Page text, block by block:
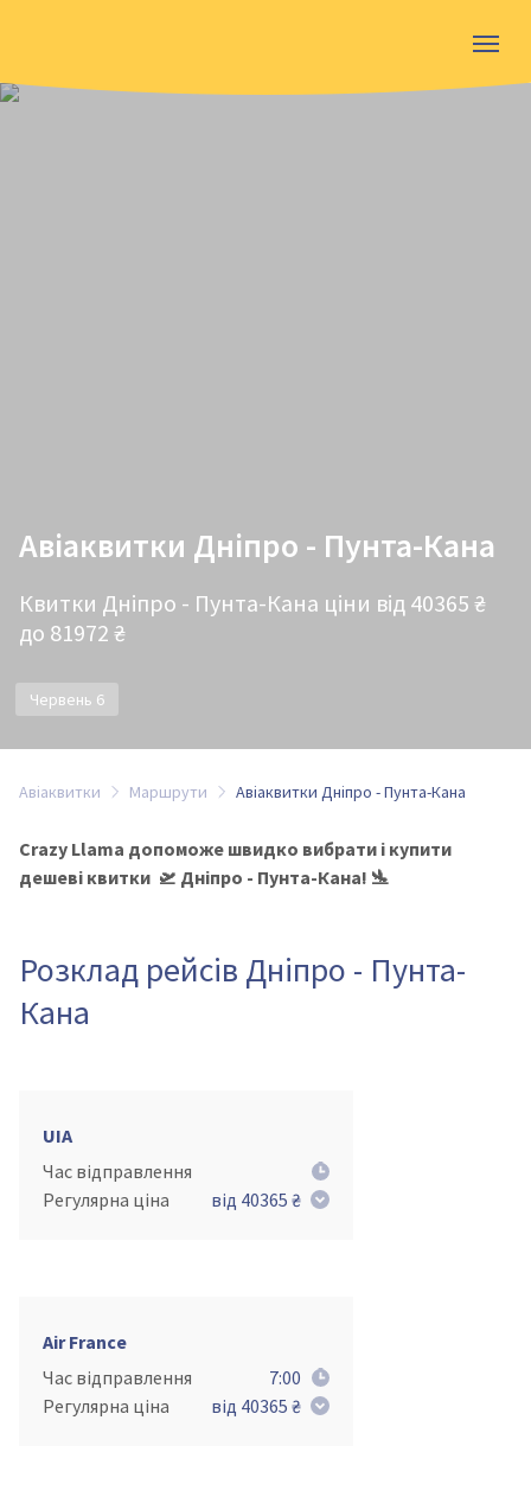
Авіаквитки Дніпро - Пунта-Кана
Квитки Дніпро - Пунта-Кана ціни від 40365 ₴
до 81972 ₴
Червень 6
Авіаквитки Маршрути Авіаквитки Дніпро - Пунта-Кана
Crazy Llama допоможе швидко вибрати і купити
дешеві квитки 🛫 Дніпро - Пунта-Кана! 🛬
Розклад рейсів Дніпро - Пунта-
Кана
UIA
Час відправлення
Регулярна ціна
від 40365 ₴
Air France
Час відправлення
7:00
Регулярна ціна
від 40365 ₴